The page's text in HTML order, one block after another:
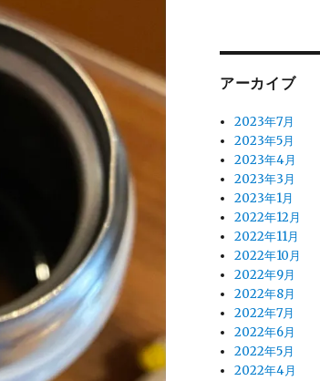
アーカイブ
2023年7月
2023年5月
2023年4月
2023年3月
2023年1月
2022年12月
2022年11月
2022年10月
2022年9月
2022年8月
2022年7月
2022年6月
2022年5月
2022年4月